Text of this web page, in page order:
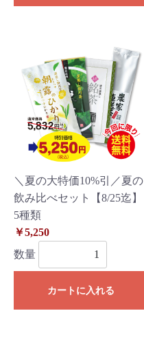
＼夏の大特価10%引／夏の
飲み比べセット【8/25迄】
5種類
￥5,250
数量
カートに入れる